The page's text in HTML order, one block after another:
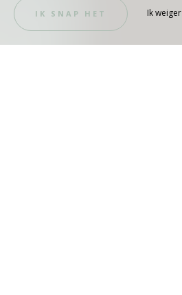
IK SNAP HET Ik weiger